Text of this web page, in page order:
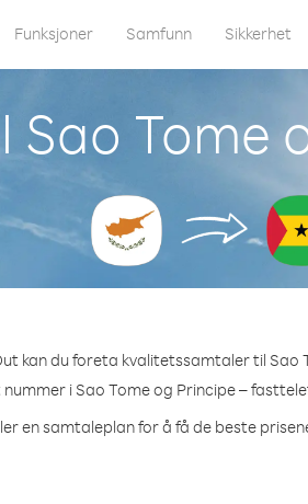
Funksjoner Samfunn Sikkerhet
Tome
kan du foreta kvalitetssamtaler til Sao
i Sao Tome og Principe –
en samtaleplan for å få de beste